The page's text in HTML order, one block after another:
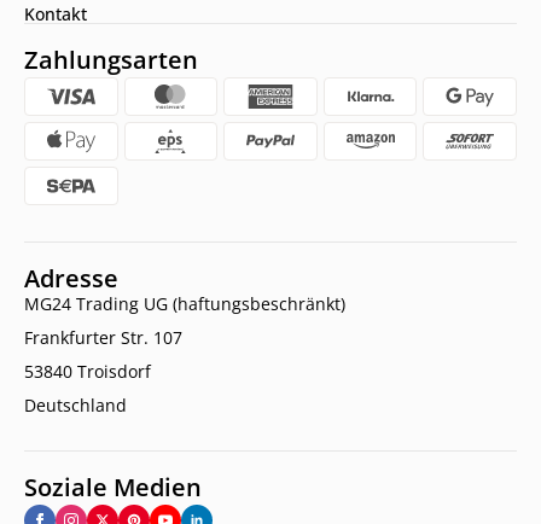
Kontakt
Zahlungsarten
Adresse
MG24 Trading UG (haftungsbeschränkt)
Frankfurter Str. 107
53840 Troisdorf
Deutschland
Soziale Medien